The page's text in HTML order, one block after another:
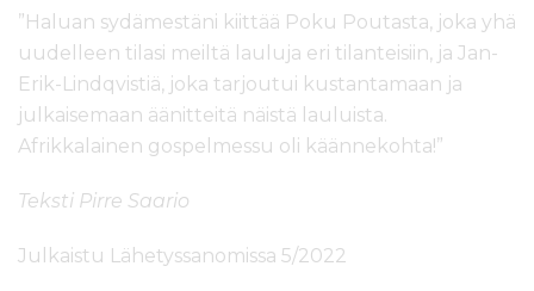
”Haluan sydämestäni kiittää Poku Poutasta, joka yhä
uudelleen tilasi meiltä lauluja eri tilanteisiin, ja Jan-
Erik-Lindqvistiä, joka tarjoutui kustantamaan ja
julkaisemaan äänitteitä näistä lauluista.
Afrikkalainen gospelmessu oli käännekohta!”
Teksti Pirre Saario
Julkaistu Lähetyssanomissa 5/2022